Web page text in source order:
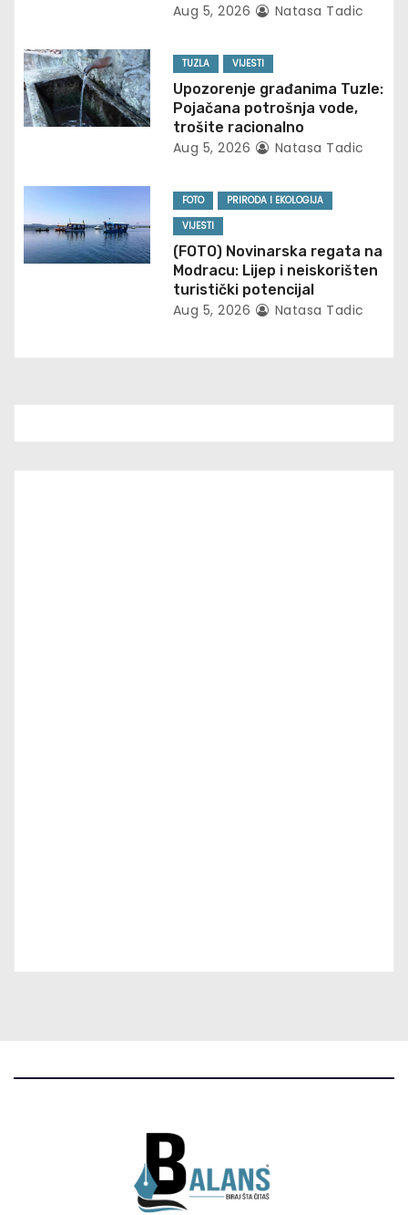
a
t
i
n
Aug 5, 2026 Natasa Tadic
TUZLA VIJESTI
Upozorenje građanima Tuzle:
Pojačana potrošnja vode,
trošite racionalno
Aug 5, 2026 Natasa Tadic
FOTO
PRIRODA I EKOLOGIJA
VIJESTI
(FOTO) Novinarska regata na
Modracu: Lijep i neiskorišten
turistički potencijal
Aug 5, 2026 Natasa Tadic